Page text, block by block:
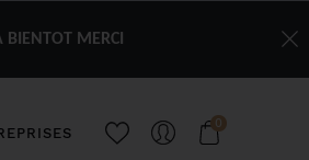
MERCI
0